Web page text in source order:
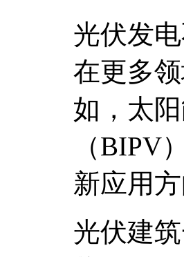
光伏发
在更多
如，太
（BIPV
新应用方
光伏建